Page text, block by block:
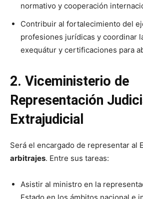
normativo y cooperación
Contribuir al fortalecimiento del
profesiones jurídicas y coordinar
exequátur y certificaciones para
2. Viceministerio de
Representación
Extrajudicial
Será el encargado de representar al
arbitrajes. Entre sus tareas:
Asistir al ministro en la